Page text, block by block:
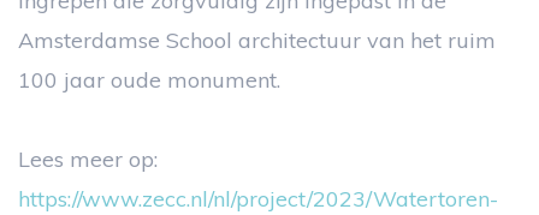
Amsterdamse School architectuur van het ruim
100 jaar oude monument.
Lees meer op:
https://www.zecc.nl/nl/project/2023/Watertoren-